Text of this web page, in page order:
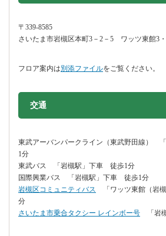
〒339-8585
さいたま市岩槻区本町3－2－5 ワッツ東館3
フロア案内は別添ファイルをご覧ください。
交通
東武アーバンパークライン（東武野田線）
1分
東武バス 「岩槻駅」下車 徒歩1分
国際興業バス 「岩槻駅」下車 徒歩1分
岩槻区コミュニティバス 「ワッツ東館（岩
分
さいたま市乗合タクシー レインボー号 「岩